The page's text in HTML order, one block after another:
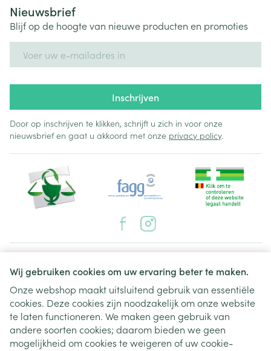
Wij gebruiken cookies om uw ervaring beter te maken.
Onze webshop maakt uitsluitend gebruik van essentiële
cookies. Deze cookies zijn noodzakelijk om onze website
te laten functioneren. We maken geen gebruik van
andere soorten cookies; daarom bieden we geen
mogelijkheid om cookies te weigeren of uw cookie-
Nieuwsbrief
Blijf op de hoogte van nieuwe producten en promoties
Inschrijven
Door op inschrijven te klikken, schrijft u zich in voor onze
nieuwsbrief en gaat u akkoord met onze privacy policy.
Juridische links